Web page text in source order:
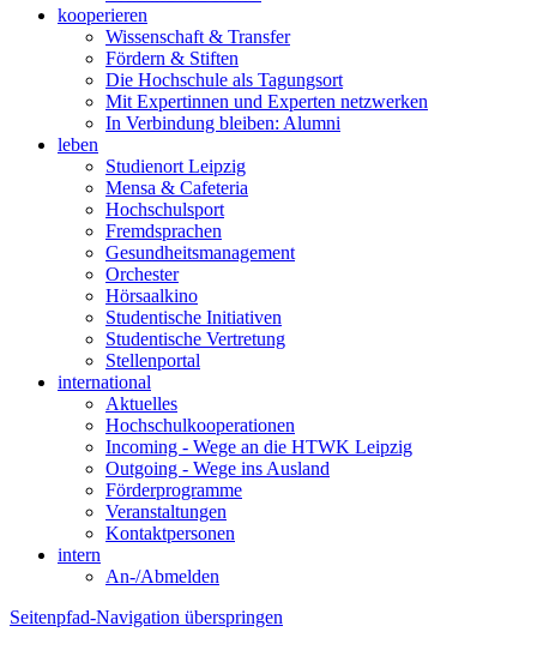
kooperieren
Wissenschaft & Transfer
Fördern & Stiften
Die Hochschule als Tagungsort
Mit Expertinnen und Experten netzwerken
In Verbindung bleiben: Alumni
leben
Studienort Leipzig
Mensa & Cafeteria
Hochschulsport
Fremdsprachen
Gesundheitsmanagement
Orchester
Hörsaalkino
Studentische Initiativen
Studentische Vertretung
Stellenportal
international
Aktuelles
Hochschulkooperationen
Incoming - Wege an die HTWK Leipzig
Outgoing - Wege ins Ausland
Förderprogramme
Veranstaltungen
Kontaktpersonen
intern
An-/Abmelden
Seitenpfad-Navigation überspringen